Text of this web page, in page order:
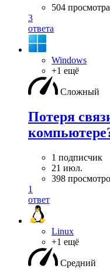
504 просмотра
3
ответа
Windows
+1 ещё
Сложный
Потеря
1 подписчик
21 июл.
398
1
ответ
Linux
+1 ещё
Средний